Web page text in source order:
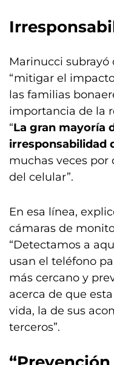
Marinucci subrayó
“mitigar el
las familias
importancia de la
“La gran mayoría
irresponsabilidad
muchas veces por
del celular”.
En esa línea,
cámaras de
“Detectamos a
usan el teléfono
más cercano y
acerca de que
vida, la de sus
terceros”.